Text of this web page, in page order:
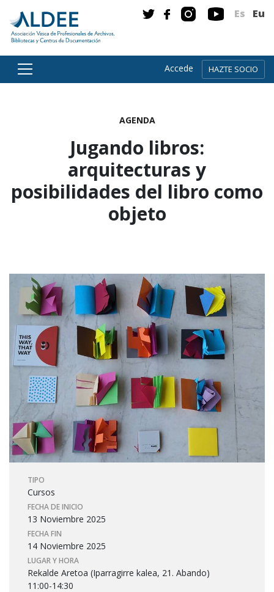
Es Eu
Accede HAZTE SOCIO
AGENDA
Jugando libros:
arquitecturas y
posibilidades del libro como
objeto
TIPO
Cursos
FECHA DE INICIO
13 Noviembre 2025
FECHA FIN
14 Noviembre 2025
LUGAR Y HORA
Rekalde Aretoa (Iparragirre kalea, 21. Abando)
11:00-14:30